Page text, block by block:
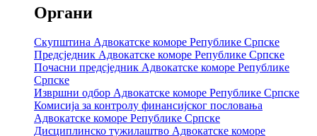
Органи
Скупштина Адвокатске коморе Републике Српске
Предсједник Адвокатске коморе Републике Српске
Почасни предсједник Адвокатске коморе Републике
Српске
Извршни одбор Адвокатске коморе Републике Српске
Комисија за контролу финансијског пословања
Адвокатске коморе Републике Српске
Дисциплинско тужилаштво Адвокатске коморе